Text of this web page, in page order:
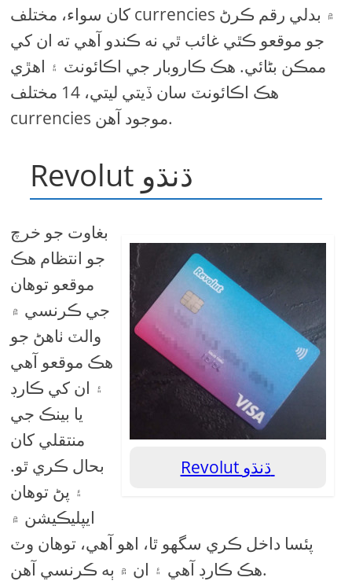
کان سواء، مختلف currencies ۾ بدلي رقم ڪرڻ
جو موقعو ڪٿي غائب ٿي نه ڪندو آھي ته ان کي
ممڪن بڻائي. هڪ ڪاروبار جي اڪائونٽ ۽ اهڙي
هڪ اڪائونٽ سان ڏيتي ليتي، 14 مختلف
currencies موجود آهن.
Revolut ڌنڌو
Revolut ڌنڌو
بغاوت جو خرچ
جو انتظام هڪ
موقعو توهان
جي ڪرنسي ۾
والٽ ٺاهڻ جو
هڪ موقعو آهي
۽ ان کي ڪارڊ
يا بينڪ جي
منتقلي کان
بحال ڪري ٿو.
۽ پڻ توهان
ايپليڪيشن ۾
پئسا داخل ڪري سگهو ٿا، اهو آهي، توهان وٽ
هڪ ڪارڊ آهي ۽ ان ۾ ٻه ڪرنسي آهن.